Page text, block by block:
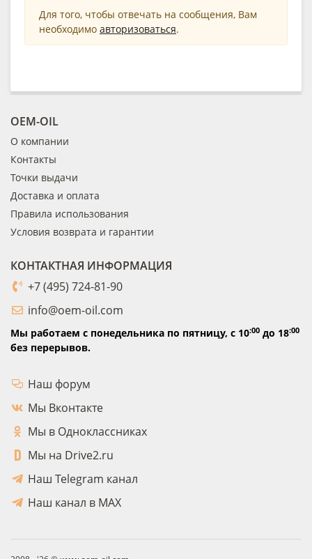
Для того, чтобы отвечать на сообщения, Вам
необходимо авторизоваться.
OEM-OIL
О компании
Контакты
Точки выдачи
Доставка и оплата
Правила использования
Условия возврата и гарантии
КОНТАКТНАЯ ИНФОРМАЦИЯ
+7 (495) 724-81-90
info@oem-oil.com
Мы работаем с понедельника по пятницу, с 10:00 до 18:00
без перерывов.
Наш форум
Мы Вконтакте
Мы в Одноклассниках
Мы на Drive2.ru
Наш Telegram канал
Наш канал в MAX